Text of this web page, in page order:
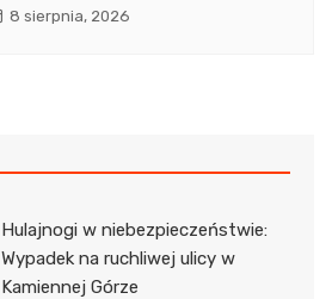
8 sierpnia, 2026
Hulajnogi w niebezpieczeństwie:
Wypadek na ruchliwej ulicy w
Kamiennej Górze